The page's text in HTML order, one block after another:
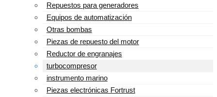
Repuestos para generadores
Equipos de automatización
Otras bombas
Piezas de repuesto del motor
Reductor de engranajes
turbocompresor
instrumento marino
Piezas electrónicas Fortrust